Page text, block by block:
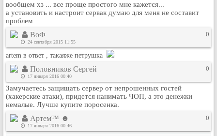
Видео архив
Дело
Организации
Объявления
Рейтинг сайтов
Полная версия сайта
вообщем хз ... все проще простого мне кажется...
а установить и настроит сервак думаю для меня не составит
проблем
ВоФ
24 сентября 2015 11:55
0
artem в ответ , такаяже петрушка
Половников Сергей
17 января 2016 00:40
0
Замучаетесь защищать сервер от непрошенных гостей
(хакерские атаки), придется нанимать ЧОП, а это денежки
немалые. Лучше купите поросенка.
Артем™ ☻
17 января 2016 00:46
0